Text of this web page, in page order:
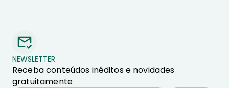
NEWSLETTER
Receba conteúdos inéditos e novidades
gratuitamente